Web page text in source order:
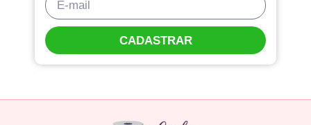
CADASTRAR